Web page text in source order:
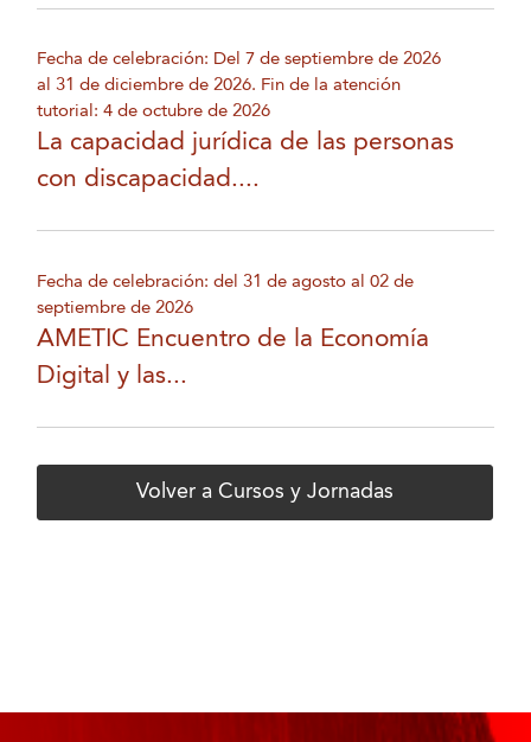
Fecha de celebración: Del 7 de septiembre de 2026
al 31 de diciembre de 2026. Fin de la atención
tutorial: 4 de octubre de 2026
La capacidad jurídica de las personas
con discapacidad....
Fecha de celebración: del 31 de agosto al 02 de
septiembre de 2026
AMETIC Encuentro de la Economía
Digital y las...
Volver a Cursos y Jornadas